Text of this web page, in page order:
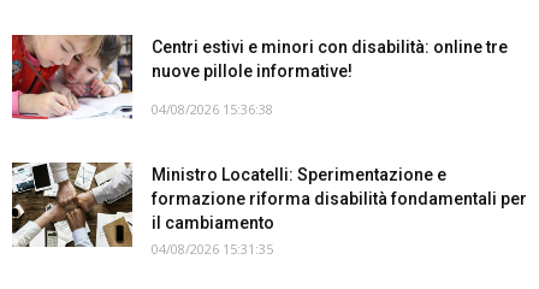
Centri estivi e minori con disabilità: online tre
nuove pillole informative!
04/08/2026 15:36:38
Ministro Locatelli: Sperimentazione e
formazione riforma disabilità fondamentali per
il cambiamento
04/08/2026 15:31:35